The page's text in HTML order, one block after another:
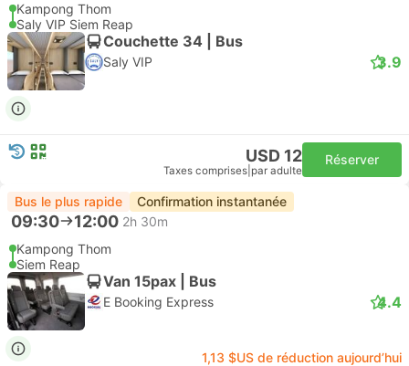
Kampong Thom
Saly VIP Siem Reap
Couchette 34 | Bus
Saly VIP 3.9
USD 12
Taxes comprises par adulte
Réserver
Bus le plus rapide Confirmation instantanée
09:30 12:00 2h 30m
Kampong Thom
Siem Reap
Van 15pax | Bus
E Booking Express 4.4
1,13 $US de réduction aujourd’hui